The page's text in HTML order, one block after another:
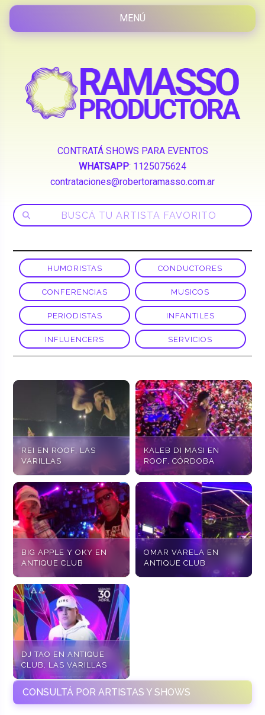
CONTRATÁ SHOWS PARA EVENTOS
WHATSAPP: 1125075624
contrataciones@robertoramasso.com.ar
HUMORISTAS CONDUCTORES
CONFERENCIAS MUSICOS
PERIODISTAS INFANTILES
INFLUENCERS SERVICIOS
REI EN ROOF, LAS
VARILLAS
KALEB DI MASI EN
ROOF, CÓRDOBA
BIG APPLE Y OKY EN
ANTIQUE CLUB
OMAR VARELA EN
ANTIQUE CLUB
DJ TAO EN ANTIQUE
CLUB, LAS VARILLAS
CONSULTÁ POR ARTISTAS Y SHOWS